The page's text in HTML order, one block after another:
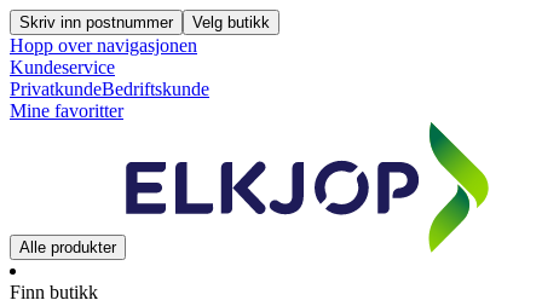
Skriv inn postnummer Velg butikk
Hopp over navigasjonen
Kundeservice
PrivatkundeBedriftskunde
Mine favoritter
Alle produkter
Finn butikk